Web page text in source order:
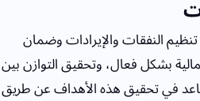
النفقات والإيرادات وضمان
بشكل فعال، وتحقيق التوازن بين
في تحقيق هذه الأهداف عن طريق